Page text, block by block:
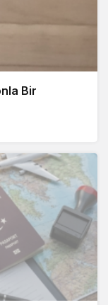
Bir